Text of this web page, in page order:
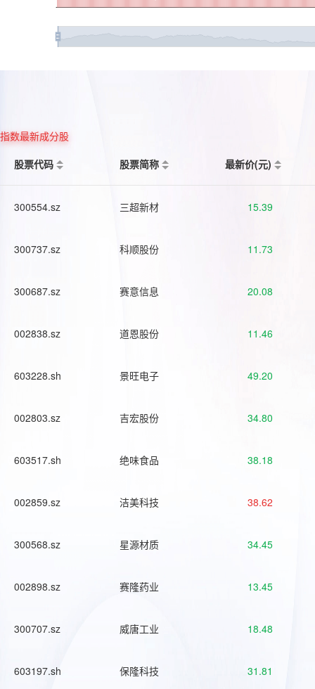
指数最新成分股
股票代码
股票简称 最新价(元)
300554.sz 三超新材 15.39
300737.sz 科顺股份 11.73
300687.sz 赛意信息 20.08
002838.sz 道恩股份 11.46
603228.sh 景旺电子 49.20
002803.sz 吉宏股份 34.80
603517.sh 绝味食品 38.18
002859.sz 洁美科技 38.62
300568.sz 星源材质 34.45
002898.sz 赛隆药业 13.45
300707.sz 威唐工业 18.48
603197.sh 保隆科技 31.81